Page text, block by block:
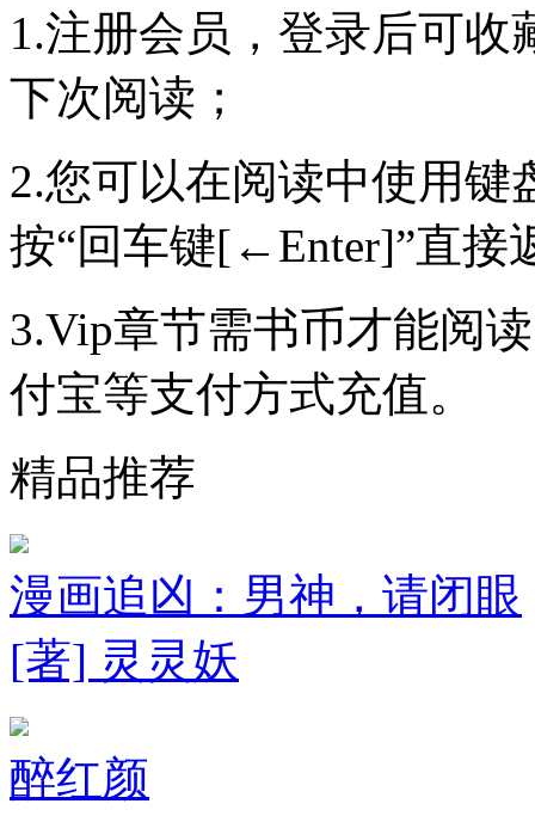
1.注册会员，登录后可
下次阅读；
2.您可以在阅读中使用
按“回车键[←Enter]”直接
3.Vip章节需书币才能阅
付宝等支付方式充值。
精品推荐
漫画追凶：男神，请闭眼
[著] 灵灵妖
醉红颜